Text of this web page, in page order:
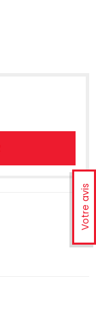
Votre avis